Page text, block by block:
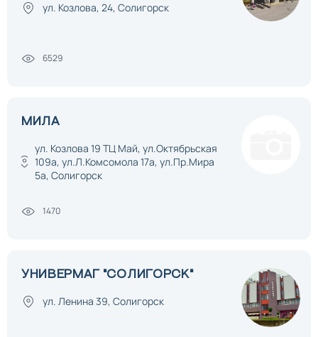
ул. Козлова, 24, Солигорск
6529
МИЛА
ул. Козлова 19 ТЦ Май, ул.Октябрьская
109а, ул.Л.Комсомола 17а, ул.Пр.Мира
5а, Солигорск
1470
УНИВЕРМАГ "СОЛИГОРСК"
ул. Ленина 39, Солигорск